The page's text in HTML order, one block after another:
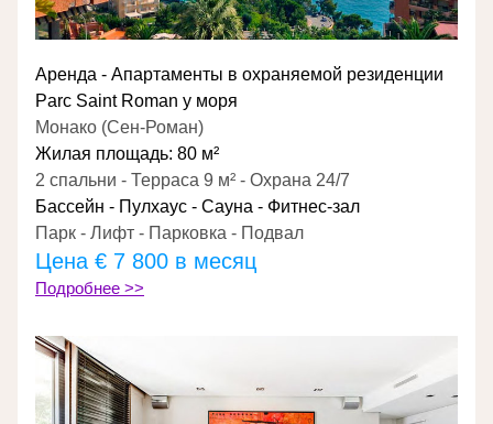
Аренда - Апартаменты в охраняемой резиденции
Parc Saint Roman у моря
Монако (Сен-Роман)
Жилая площадь: 80 м²
2 спальни - Терраса 9 м² - Охрана 24/7
Бассейн - Пулхаус - Сауна - Фитнес-зал
Парк - Лифт - Парковка - Подвал
Цена € 7 800 в месяц
Подробнее >>